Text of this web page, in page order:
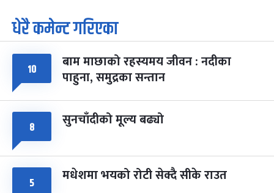
७
आइत
पूर्णिमा व्रत
चैत्र ७, २०८३-Mar 21, 2027
८ फागुपूर्णिमा
चैत्र ८, २०८३-Mar 22, 2027
७ महिना बाँकी
धेरै कमेन्ट गरिएका
१० बाम माछाको रहस्यमय जीवन : नदीका
पाहुना, समुद्रका सन्तान
८ सुनचाँदीको मूल्य बढ्यो
५ मधेशमा भयको रोटी सेक्दै सीके राउत